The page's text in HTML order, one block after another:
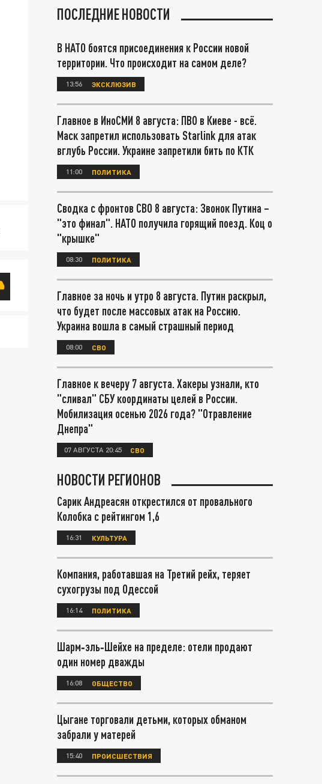
ПОСЛЕДНИЕ НОВОСТИ
В НАТО боятся присоединения к России новой
территории. Что происходит на самом деле?
13:56 ЭКСКЛЮЗИВ
Главное в ИноСМИ 8 августа: ПВО в Киеве - всё.
Маск запретил использовать Starlink для атак
вглубь России. Украине запретили бить по КТК
11:00 ПОЛИТИКА
Сводка с фронтов СВО 8 августа: Звонок Путина –
"это финал". НАТО получила горящий поезд. Коц о
"крышке"
08:30 ПОЛИТИКА
Главное за ночь и утро 8 августа. Путин раскрыл,
что будет после массовых атак на Россию.
Украина вошла в самый страшный период
08:00 СВО
Главное к вечеру 7 августа. Хакеры узнали, кто
"сливал" СБУ координаты целей в России.
Мобилизация осенью 2026 года? "Отравление
Днепра"
07 АВГУСТА 20:45 СВО
НОВОСТИ РЕГИОНОВ
Сарик Андреасян открестился от провального
Колобка с рейтингом 1,6
16:31 КУЛЬТУРА
Компания, работавшая на Третий рейх, теряет
сухогрузы под Одессой
16:14 ПОЛИТИКА
Шарм‑эль‑Шейхе на пределе: отели продают
один номер дважды
16:08 ОБЩЕСТВО
Цыгане торговали детьми, которых обманом
забрали у матерей
15:40 ПРОИСШЕСТВИЯ